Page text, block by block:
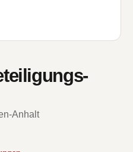
Anhalt